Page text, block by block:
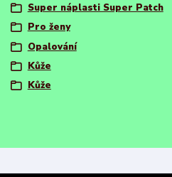
Super náplasti Super Patch
Pro ženy
Opalování
Kůže
Kůže